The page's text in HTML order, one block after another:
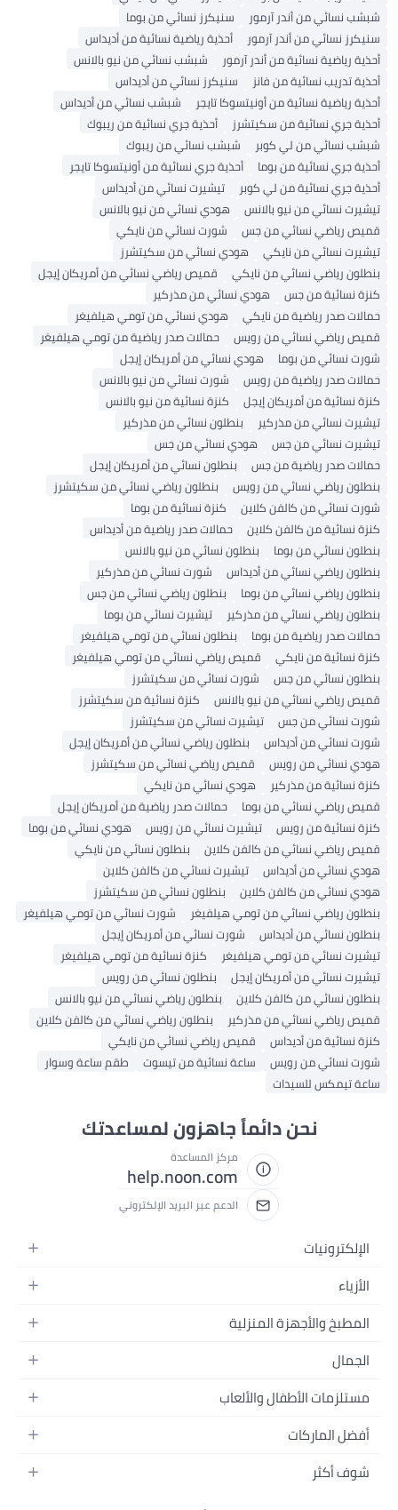
شبشب نسائي من أندر آرمور
سنيكرز نسائي من بوما
سنيكرز نسائي من أندر آرمور
أحذية رياضية نسائية من أديداس
أحذية رياضية نسائية من أندر آرمور
شبشب نسائي من نيو بالانس
أحذية تدريب نسائية من فانز
سنيكرز نسائي من أديداس
أحذية رياضية نسائية من أونيتسوكا تايجر
شبشب نسائي من أديداس
أحذية جري نسائية من سكيتشرز
أحذية جري نسائية من ريبوك
شبشب نسائي من لي كوبر
شبشب نسائي من ريبوك
أحذية جري نسائية من بوما
أحذية جري نسائية من أونيتسوكا تايجر
أحذية جري نسائية من لي كوبر
تيشيرت نسائي من أديداس
تيشيرت نسائي من نيو بالانس
هودي نسائي من نيو بالانس
قميص رياضي نسائي من جس
شورت نسائي من نايكي
تيشيرت نسائي من نايكي
هودي نسائي من سكيتشرز
بنطلون رياضي نسائي من نايكي
قميص رياضي نسائي من أمريكان إيجل
كنزة نسائية من جس
هودي نسائي من مذركير
حمالات صدر رياضية من نايكي
هودي نسائي من تومي هيلفيغر
قميص رياضي نسائي من رويس
حمالات صدر رياضية من تومي هيلفيغر
شورت نسائي من بوما
هودي نسائي من أمريكان إيجل
حمالات صدر رياضية من رويس
شورت نسائي من نيو بالانس
كنزة نسائية من أمريكان إيجل
كنزة نسائية من نيو بالانس
تيشيرت نسائي من مذركير
بنطلون نسائي من مذركير
تيشيرت نسائي من جس
هودي نسائي من جس
حمالات صدر رياضية من جس
بنطلون نسائي من أمريكان إيجل
بنطلون رياضي نسائي من رويس
بنطلون رياضي نسائي من سكيتشرز
شورت نسائي من كالفن كلاين
كنزة نسائية من بوما
كنزة نسائية من كالفن كلاين
حمالات صدر رياضية من أديداس
بنطلون نسائي من بوما
بنطلون نسائي من نيو بالانس
بنطلون رياضي نسائي من أديداس
شورت نسائي من مذركير
بنطلون رياضي نسائي من بوما
بنطلون رياضي نسائي من جس
بنطلون رياضي نسائي من مذركير
تيشيرت نسائي من بوما
حمالات صدر رياضية من بوما
بنطلون نسائي من تومي هيلفيغر
كنزة نسائية من نايكي
قميص رياضي نسائي من تومي هيلفيغر
بنطلون نسائي من جس
شورت نسائي من سكيتشرز
قميص رياضي نسائي من نيو بالانس
كنزة نسائية من سكيتشرز
شورت نسائي من جس
تيشيرت نسائي من سكيتشرز
شورت نسائي من أديداس
بنطلون رياضي نسائي من أمريكان إيجل
هودي نسائي من رويس
قميص رياضي نسائي من سكيتشرز
كنزة نسائية من مذركير
هودي نسائي من نايكي
قميص رياضي نسائي من بوما
حمالات صدر رياضية من أمريكان إيجل
كنزة نسائية من رويس
تيشيرت نسائي من رويس
هودي نسائي من بوما
قميص رياضي نسائي من كالفن كلاين
بنطلون نسائي من نايكي
هودي نسائي من أديداس
تيشيرت نسائي من كالفن كلاين
هودي نسائي من كالفن كلاين
بنطلون نسائي من سكيتشرز
بنطلون رياضي نسائي من تومي هيلفيغر
شورت نسائي من تومي هيلفيغر
بنطلون نسائي من أديداس
شورت نسائي من أمريكان إيجل
تيشيرت نسائي من تومي هيلفيغر
كنزة نسائية من تومي هيلفيغر
تيشيرت نسائي من أمريكان إيجل
بنطلون نسائي من رويس
بنطلون نسائي من كالفن كلاين
بنطلون رياضي نسائي من نيو بالانس
قميص رياضي نسائي من مذركير
بنطلون رياضي نسائي من كالفن كلاين
كنزة نسائية من أديداس
قميص رياضي نسائي من نايكي
شورت نسائي من رويس
ساعة نسائية من تيسوت
طقم ساعة وسوار
ساعة تيمكس للسيدات
نحن دائماً جاهزون لمساعدتك
مركز المساعدة
help.noon.com
الدعم عبر البريد الإلكتروني
الإلكترونيات
الجوالات
اللابتوبات
الأجهزة المنزلية
التلفزيونات
السماعات
ألعاب القيمنق
الأزياء
أزياء نسائية
أزياء البنات
أزياء الأولاد
المجوهرات
حقائب نسائية
المطبخ والأجهزة المنزلية
الحمام
المطبخ والسفرة
أدوات وتحسين المنزل
الأثاث
الجمال
العطور
العناية بالشعر
العناية بالبشرة
مستلزمات الأطفال والألعاب
الحفاضات
الرضاعة والتغذية
أفضل الماركات
سامسونج
شوف أكثر